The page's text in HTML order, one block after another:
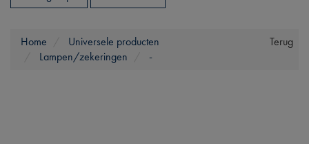
Terug
Home
Universele producten
Lampen/zekeringen
-